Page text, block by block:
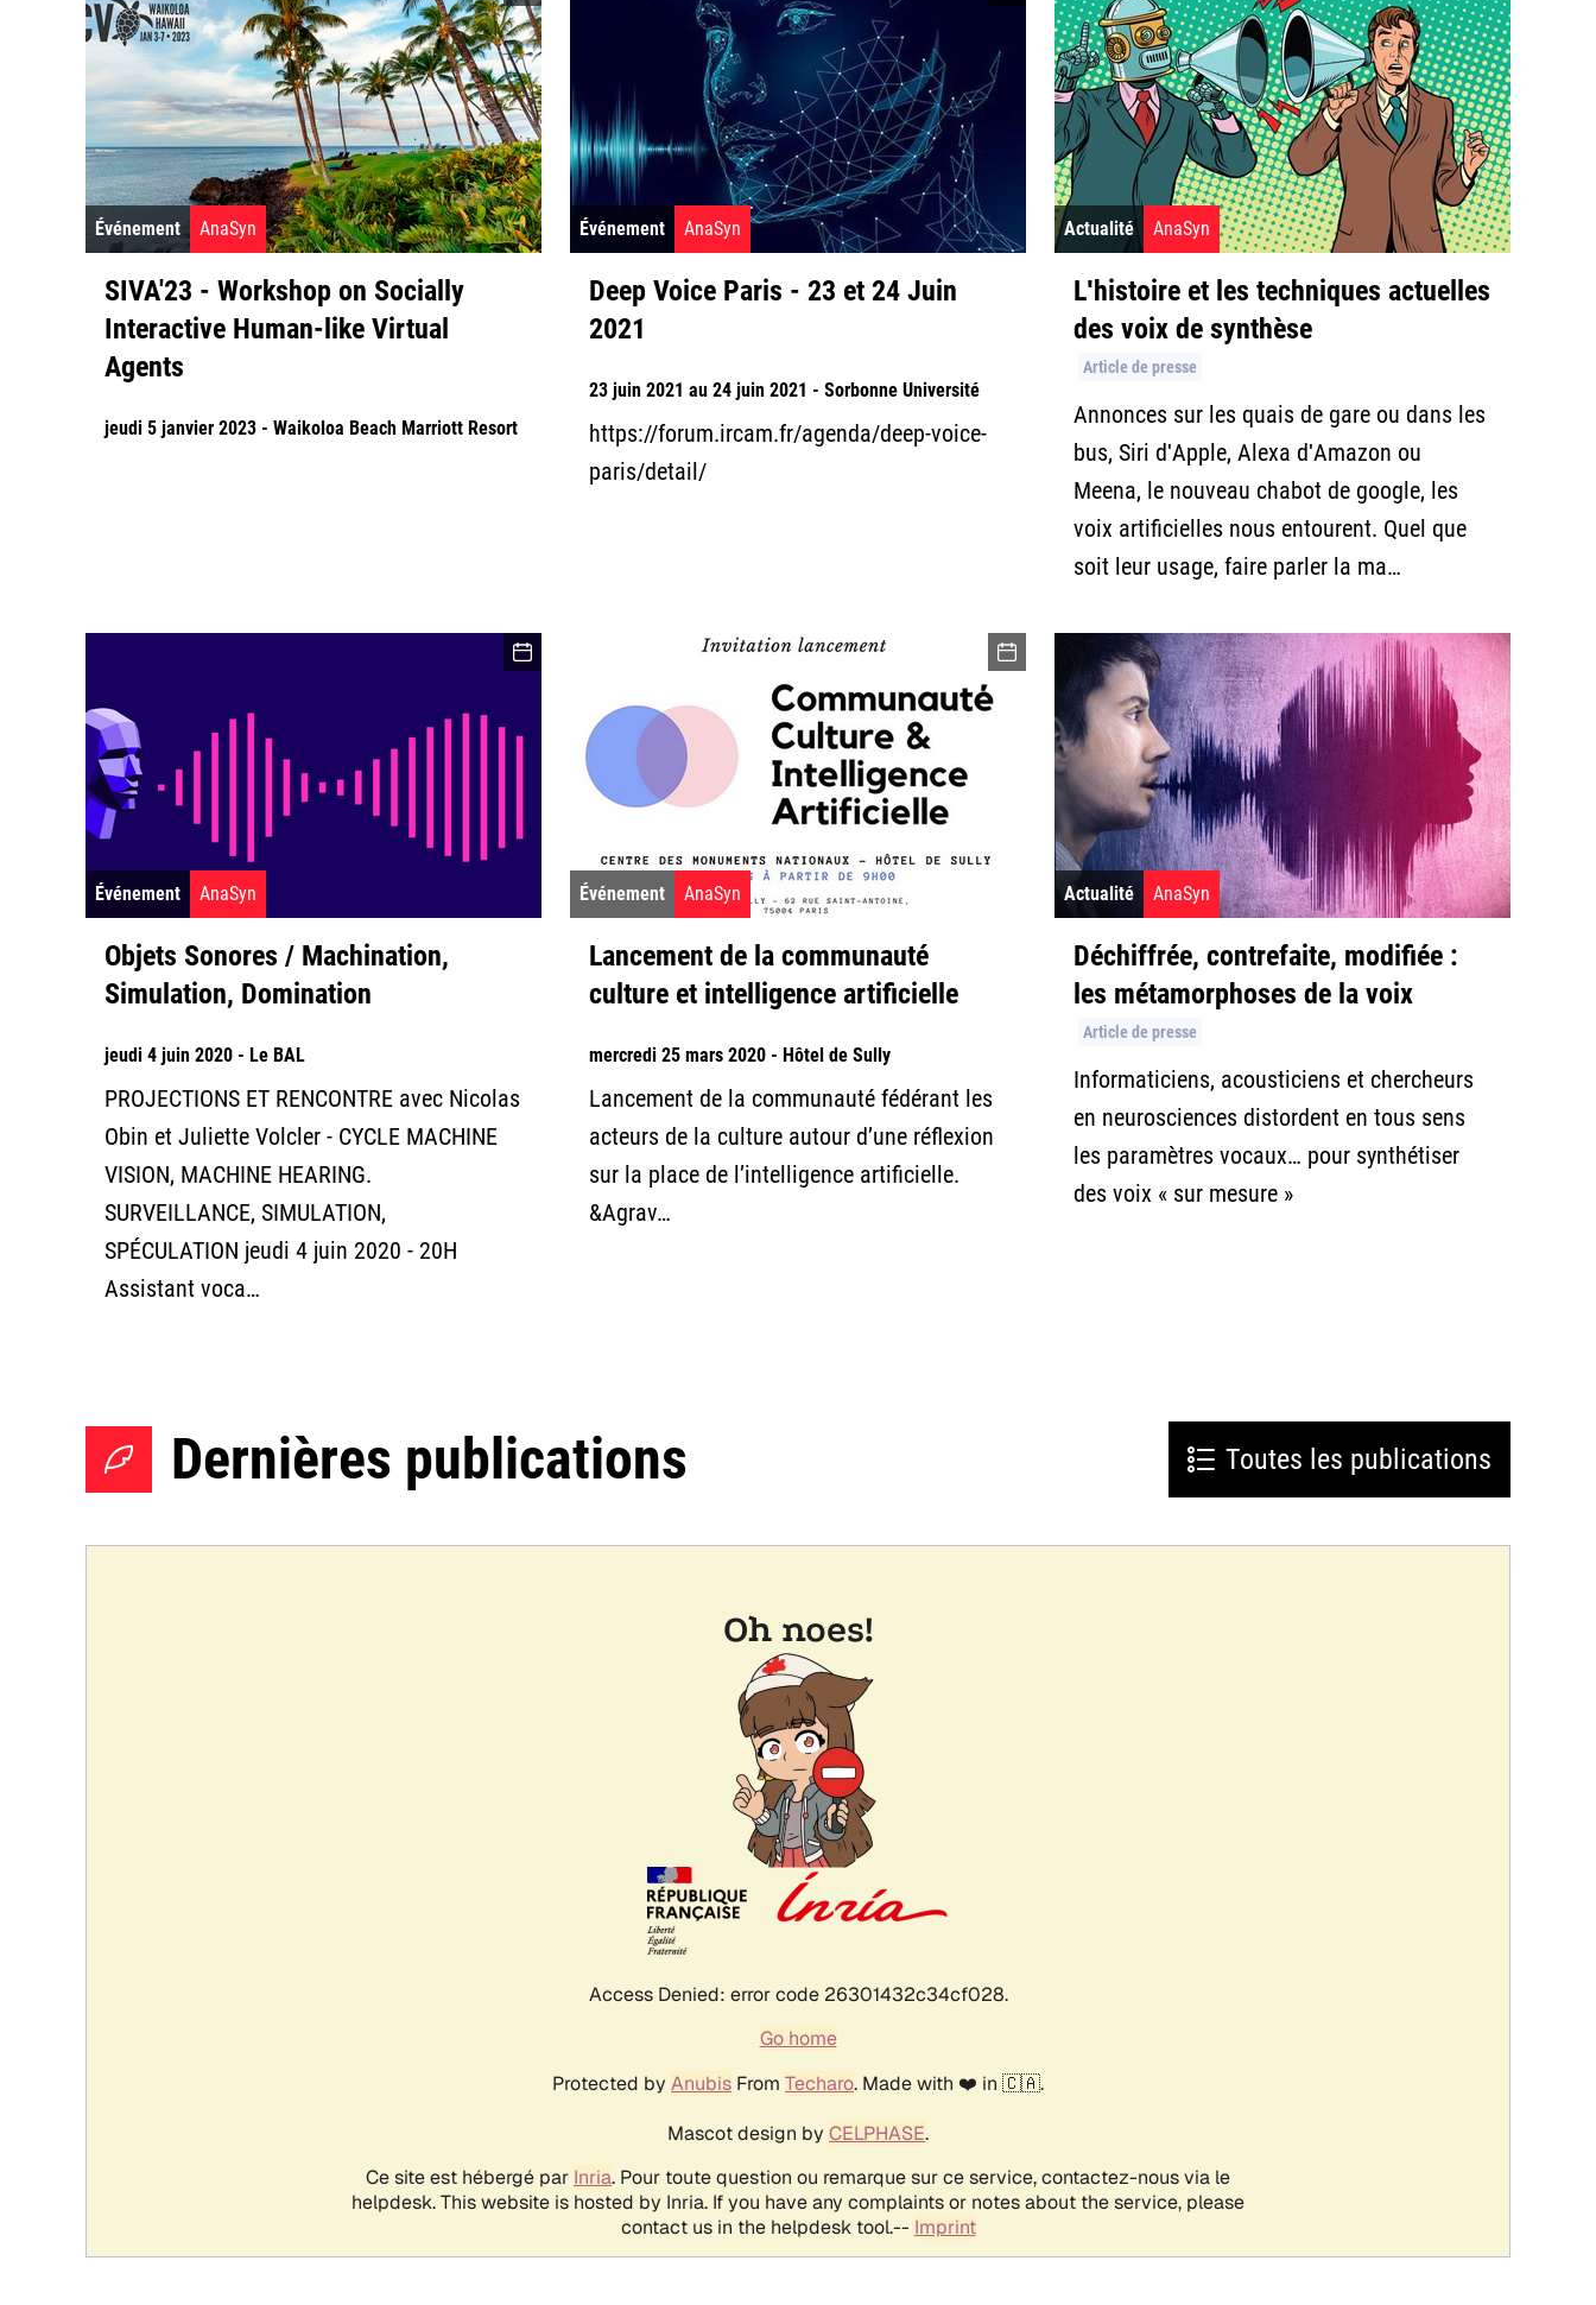
Événement AnaSyn
SIVA'23 - Workshop on Socially
Interactive Human-like Virtual
Agents
jeudi 5 janvier 2023 - Waikoloa Beach Marriott Resort
Événement AnaSyn
Deep Voice Paris - 23 et 24 Juin
2021
23 juin 2021 au 24 juin 2021 - Sorbonne Université
https://forum.ircam.fr/agenda/deep-voice-
paris/detail/
Actualité AnaSyn
Lʹhistoire et les techniques actuelles
des voix de synthèse
Article de presse
Annonces sur les quais de gare ou dans les
bus, Siri dʹApple, Alexa dʹAmazon ou
Meena, le nouveau chabot de google, les
voix artificielles nous entourent. Quel que
soit leur usage, faire parler la ma…
Événement AnaSyn
Objets Sonores / Machination,
Simulation, Domination
jeudi 4 juin 2020 - Le BAL
PROJECTIONS ET RENCONTRE avec Nicolas
Obin et Juliette Volcler - CYCLE MACHINE
VISION, MACHINE HEARING.
SURVEILLANCE, SIMULATION,
SPÉCULATION jeudi 4 juin 2020 - 20H
Assistant voca…
Événement AnaSyn
Lancement de la communauté
culture et intelligence artificielle
mercredi 25 mars 2020 - Hôtel de Sully
Lancement de la communauté fédérant les
acteurs de la culture autour d’une réflexion
sur la place de l’intelligence artificielle.
&Agrav…
Actualité AnaSyn
Déchiffrée, contrefaite, modifiée :
les métamorphoses de la voix
Article de presse
Informaticiens, acousticiens et chercheurs
en neurosciences distordent en tous sens
les paramètres vocaux… pour synthétiser
des voix « sur mesure »
Dernières publications Toutes les publications